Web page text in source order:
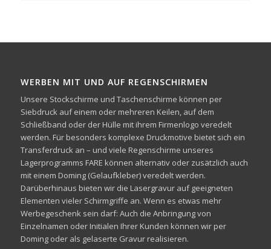
WERBEN MIT UND AUF REGENSCHIRMEN
Unsere Stockschirme und Taschenschirme können per
Siebdruck auf einem oder mehreren Keilen, auf dem
Schließband oder der Hülle mit ihrem Firmenlogo veredelt
werden. Für besonders komplexe Druckmotive bietet sich ein
Transferdruck an – und viele Regenschirme unseres
Lagerprogramms FARE können alternativ oder zusätzlich auch
mit einem Doming (Gelaufkleber) veredelt werden.
Darüberhinaus bieten wir die Lasergravur auf geeigneten
Elementen vieler Schirmgriffe an. Wenn es etwas mehr
Werbegeschenk sein darf: Auch die Anbringung von
Einzelnamen oder Initialen Ihrer Kunden können wir per
Doming oder als gelaserte Gravur realisieren.